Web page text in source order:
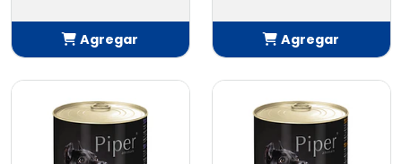
Agregar
Añadido
Agregar
Añadido